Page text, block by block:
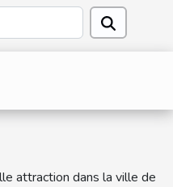
attraction dans la ville de